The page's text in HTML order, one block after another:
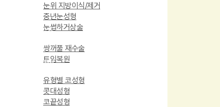
눈위 지방이식/제거
중년눈성형
눈썹하거상술
눈재수술
쌍꺼풀 재수술
트임복원
코성형
유형별 코성형
콧대성형
코끝성형